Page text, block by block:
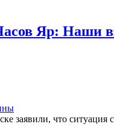
Яр: Наши
заявили, что ситуация